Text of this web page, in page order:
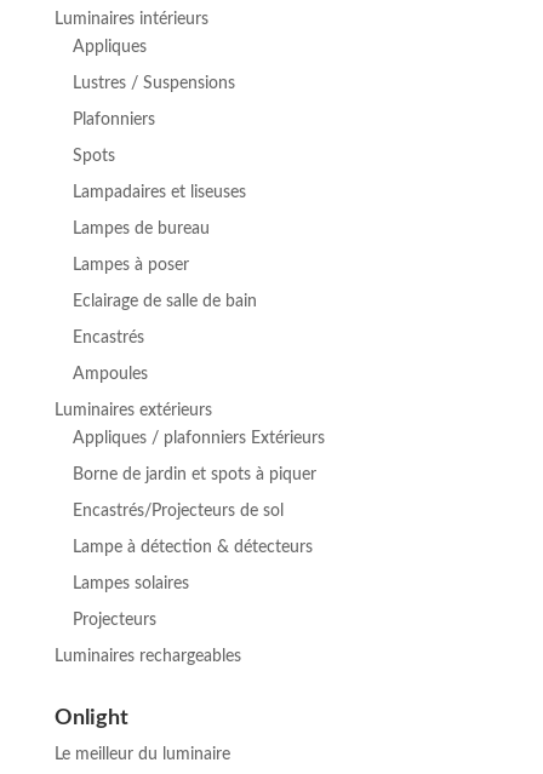
Luminaires intérieurs
Appliques
Lustres / Suspensions
Plafonniers
Spots
Lampadaires et liseuses
Lampes de bureau
Lampes à poser
Eclairage de salle de bain
Encastrés
Ampoules
Luminaires extérieurs
Appliques / plafonniers Extérieurs
Borne de jardin et spots à piquer
Encastrés/Projecteurs de sol
Lampe à détection & détecteurs
Lampes solaires
Projecteurs
Luminaires rechargeables
Onlight
Le meilleur du luminaire